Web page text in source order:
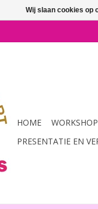
HOME
PRESENTATIE EN
Wij slaan cookies op